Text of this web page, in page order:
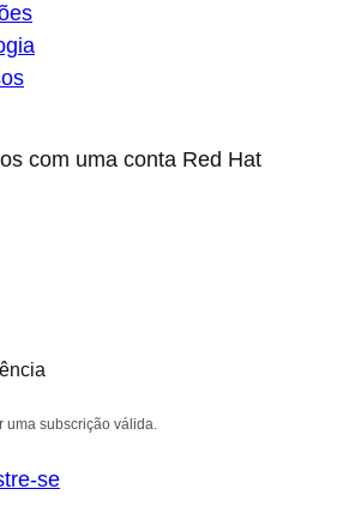
com uma conta Red Hat
uma subscrição válida.
se